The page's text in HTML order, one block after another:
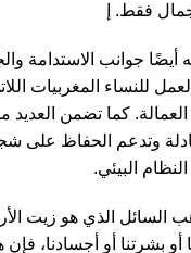
فقط. إ
أيضًا جوانب الاستدامة
للنساء المغربيات
العمالة. كما تضمن
وتدعم الحفاظ على
البيئي.
السائل الذي هو زيت
بشرتنا أو أجسادنا،